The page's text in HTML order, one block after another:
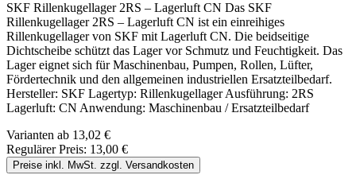
SKF Rillenkugellager 2RS – Lagerluft CN Das SKF
Rillenkugellager 2RS – Lagerluft CN ist ein einreihiges
Rillenkugellager von SKF mit Lagerluft CN. Die beidseitige
Dichtscheibe schützt das Lager vor Schmutz und Feuchtigkeit. Das
Lager eignet sich für Maschinenbau, Pumpen, Rollen, Lüfter,
Fördertechnik und den allgemeinen industriellen Ersatzteilbedarf.
Hersteller: SKF Lagertyp: Rillenkugellager Ausführung: 2RS
Lagerluft: CN Anwendung: Maschinenbau / Ersatzteilbedarf
Varianten ab 13,02 €
Regulärer Preis: 13,00 €
Preise inkl. MwSt. zzgl. Versandkosten